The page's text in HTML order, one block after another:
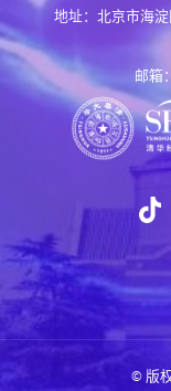
地址：北京市海淀
邮箱
© 版